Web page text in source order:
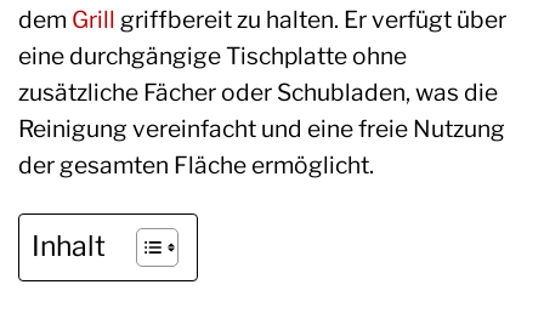
dem Grill griffbereit zu halten. Er verfügt über
eine durchgängige Tischplatte ohne
zusätzliche Fächer oder Schubladen, was die
Reinigung vereinfacht und eine freie Nutzung
der gesamten Fläche ermöglicht.
Inhalt